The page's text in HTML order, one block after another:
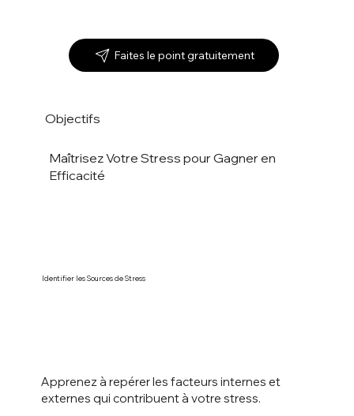
Faites le point gratuitement
Objectifs
Maîtrisez Votre Stress pour Gagner en
Efficacité
Identifier les Sources de Stress
Apprenez à repérer les facteurs internes et
externes qui contribuent à votre stress.